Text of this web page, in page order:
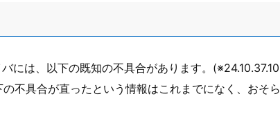
は、以下の既知の不具合があります。(※24.10.37.10
不具合が直ったという情報はこれまでになく、おそら